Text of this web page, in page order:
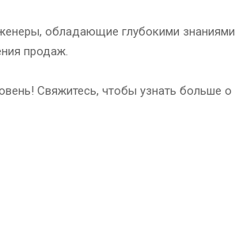
обладающие глубокими знаниями
продаж.
Свяжитесь, чтобы узнать больше о